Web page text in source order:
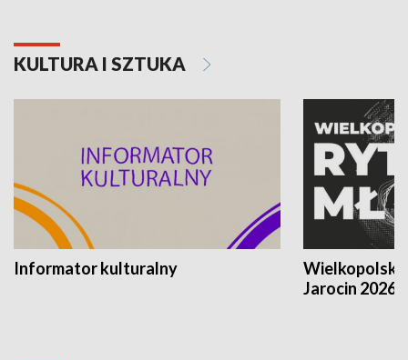
KULTURA I SZTUKA
Informator kulturalny
Jarocin 2026